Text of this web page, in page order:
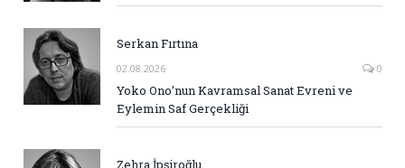
Serkan Fırtına
02.08.2026 0
Yoko Ono’nun Kavramsal Sanat Evreni ve
Eylemin Saf Gerçekliği
Zehra İpşiroğlu